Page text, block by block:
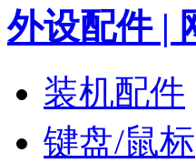
外设配件 |
装机配件
键盘/鼠标